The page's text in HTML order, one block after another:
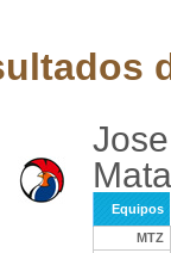
Equipos
MTZ